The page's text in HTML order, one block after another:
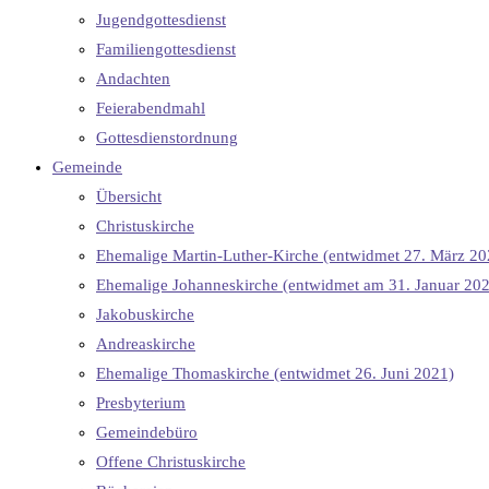
Jugendgottesdienst
Familiengottesdienst
Andachten
Feierabendmahl
Gottesdienstordnung
Gemeinde
Übersicht
Christuskirche
Ehemalige Martin-Luther-Kirche (entwidmet 27. März
Ehemalige Johanneskirche (entwidmet am 31. Januar
Jakobuskirche
Andreaskirche
Ehemalige Thomaskirche (entwidmet 26. Juni 2021)
Presbyterium
Gemeindebüro
Offene Christuskirche